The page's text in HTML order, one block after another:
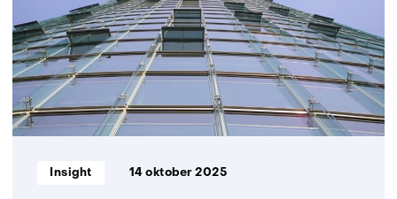
biobased
plaat-
en
isolatiemateriaal
vezels
Informatietype:
Insight 14 oktober 2025